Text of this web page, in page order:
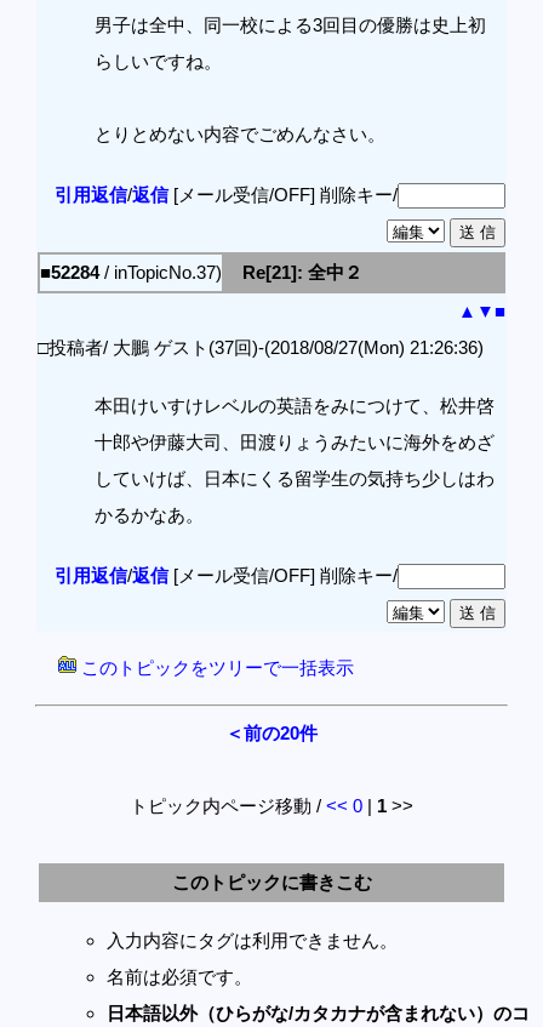
男子は全中、同一校による3回目の優勝は史上初
らしいですね。
とりとめない内容でごめんなさい。
引用返信/返信[メール受信/OFF] 削除キー/
■52284/ inTopicNo.37)
Re[21]: 全中２
▲ ▼■
□投稿者/ 大鵬 ゲスト(37回)-(2018/08/27(Mon) 21:26:36)
本田けいすけレベルの英語をみにつけて、松井啓
十郎や伊藤大司、田渡りょうみたいに海外をめざ
していけば、日本にくる留学生の気持ち少しはわ
かるかなあ。
引用返信/返信[メール受信/OFF] 削除キー/
このトピックをツリーで一括表示
＜前の20件
トピック内ページ移動 / << 0 | 1 >>
このトピックに書きこむ
入力内容にタグは利用できません。
名前は必須です。
日本語以外（ひらがな/カタカナが含まれない）のコ